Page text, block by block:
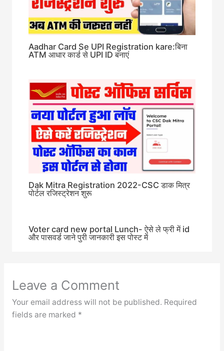
Aadhar Card Se UPI Registration kare:बिना
ATM आधार कार्ड से UPI ID बनाएं
Dak Mitra Registration 2022-CSC डाक मित्र
पोर्टल रजिस्ट्रेशन शुरू
Voter card new portal Lunch- ऐसे ले फ्री में id
और पासवर्ड जाने पुरी जानकारी इस पोस्ट में
Leave a Comment
Your email address will not be published. Required
fields are marked *